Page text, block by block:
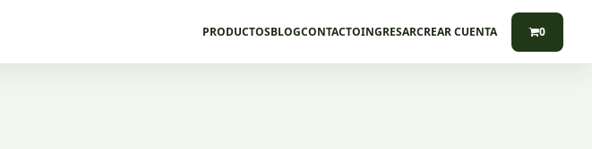
PRODUCTOSBLOGCONTACTOINGRESARCREAR CUENTA 0